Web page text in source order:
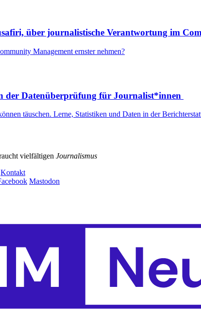
über journalistische Verantwortung im
Management ernster nehmen?
der Datenüberprüfung für Journalist*innen
täuschen. Lerne, Statistiken und Daten in der
vielfältigen Journalismus
Kontakt
Mastodon